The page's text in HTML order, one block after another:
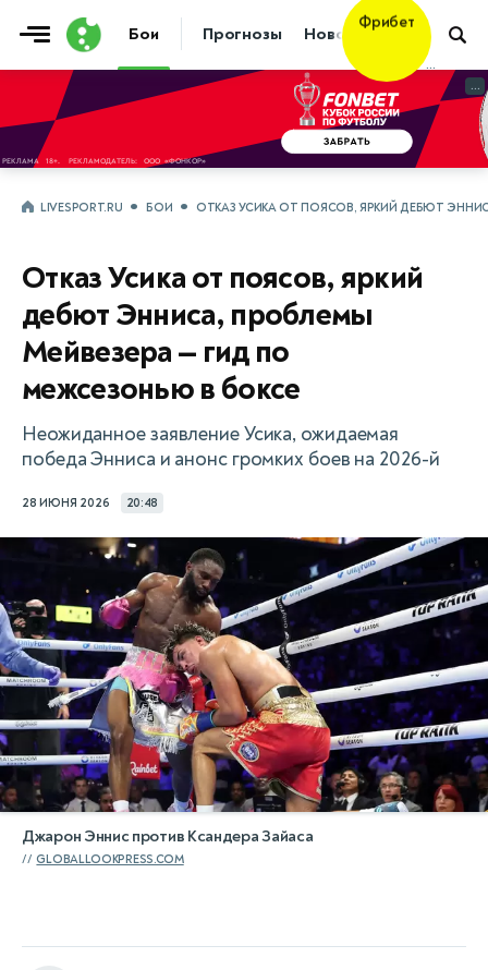
Бои Прогнозы Новости Бокс
Фрибет
...
...
LIVESPORT.RU БОИ ОТКАЗ УСИКА ОТ ПОЯСОВ, ЯРКИЙ ДЕБЮТ
Отказ Усика от поясов, яркий
дебют Энниса, проблемы
Мейвезера — гид по
межсезонью в боксе
Неожиданное заявление Усика, ожидаемая
победа Энниса и анонс громких боев на 2026-й
28 ИЮНЯ 2026 20:48
Джарон Эннис против Ксандера Зайаса
GLOBALLOOKPRESS.COM